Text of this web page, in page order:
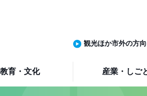
教育・文化 産業・しご
観光ほか市外の方